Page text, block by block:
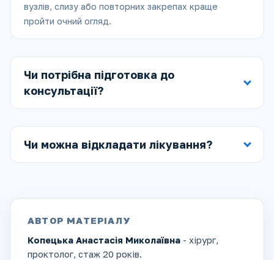
вузлів, слизу або повторних закрепах краще
пройти очний огляд.
Чи потрібна підготовка до
консультації?
Чи можна відкладати лікування?
АВТОР МАТЕРІАЛУ
Копецька Анастасія Миколаївна - хірург,
проктолог, стаж 20 років.